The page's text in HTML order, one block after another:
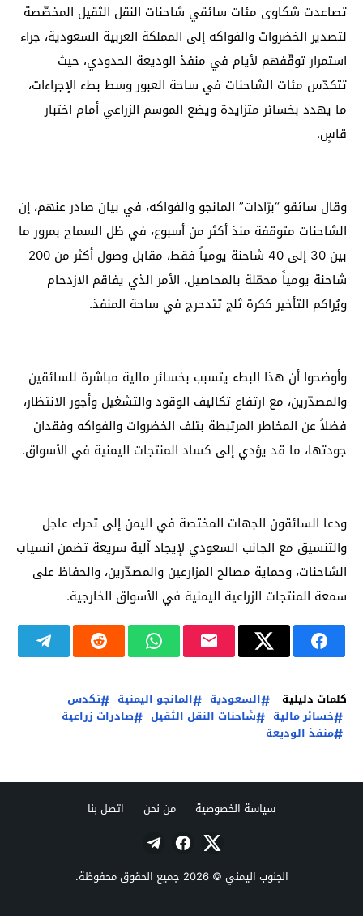
تصاعدت شكاوى مئات سائقي شاحنات النقل الثقيل المخصّصة
لتصدير الخضروات والفواكه إلى المملكة العربية السعودية، جراء
استمرار توقّفهم لأيام في منفذ الوديعة الحدودي، حيث
تتكدّس مئات الشاحنات في ساحة العبور وسط بطء الإجراءات،
ما يهدد بخسائر متزايدة ويضع الموسم الزراعي أمام اختبار
قاسٍ.
وقال سائقو “برّادات” المانجو والفواكه، في بيان صادر عنهم، إن
الشاحنات متوقفة منذ أكثر من أسبوع، في ظل السماح بمرور ما
بين 30 إلى 40 شاحنة يومياً فقط، مقابل وصول أكثر من 200
شاحنة يومياً محمّلة بالمحاصيل، الأمر الذي يفاقم الازدحام
ويُراكم التأخير ككرة ثلج تتدحرج في ساحة المنفذ.
وأوضحوا أن هذا البطء يتسبب بخسائر مالية مباشرة للسائقين
والمصدّرين، مع ارتفاع تكاليف الوقود والتشغيل وأجور الانتظار،
فضلاً عن المخاطر المرتبطة بتلف الخضروات والفواكه وفقدان
جودتها، ما قد يؤدي إلى كساد المنتجات اليمنية في الأسواق.
ودعا السائقون الجهات المختصة في اليمن إلى تحرك عاجل
والتنسيق مع الجانب السعودي لإيجاد آلية سريعة تضمن انسياب
الشاحنات، وحماية مصالح المزارعين والمصدّرين، والحفاظ على
سمعة المنتجات الزراعية اليمنية في الأسواق الخارجية.
كلمات دليلية السعودية المانجو اليمنية
تكدس
خسائر مالية
شاحنات النقل الثقيل
صادرات زراعية
منفذ الوديعة
سياسة الخصوصية من نحن اتصل بنا
الجنوب اليمني © 2026 جميع الحقوق محفوظة.